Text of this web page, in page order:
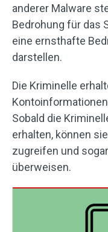
anderer Malware
Bedrohung für das
eine ernsthafte
darstellen.
Die Kriminelle
Sobald die
erhalten, können
zugreifen und
überweisen.